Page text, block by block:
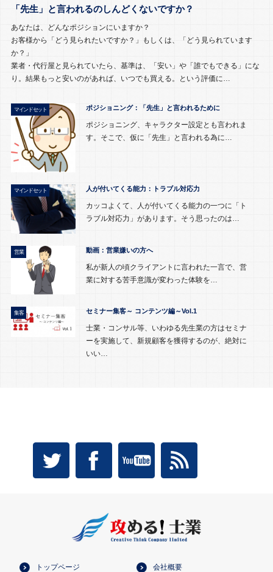
「先生」と言われるのしんどくないですか？
あなたは、どんなポジションにいますか？
お客様から「どう見られたいですか？」もしくは、「どう見られています
か？」
業者・代行屋と見られていたら、基準は、「安い」や「誰でもできる」にな
り。結果もっと安いのがあれば、いつでも買える。という評価に…
マインドセット ポジショニング：「先生」と言われるために
ポジショニング、キャラクター設定とも言われま
す。そこで、仮に「先生」と言われる為に…
マインドセット 人が付いてくる能力：トラブル対応力
カッコよくて、人が付いてくる能力の一つに「ト
ラブル対応力」があります。そう思ったのは…
営業 動画：営業嫌いの方へ
私が新人の頃クライアントに言われた一言で、営
業に対する苦手意識が変わった体験を…
集客 セミナー集客～ コンテンツ編～Vol.1
士業・コンサル等、いわゆる先生業の方はセミナ
ーを実施して、新規顧客を獲得するのが、絶対に
いい…
トップページ 会社概要